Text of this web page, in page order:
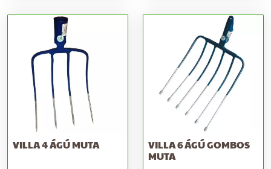
VILLA 4 ÁGÚ MUTA
VILLA 6 ÁGÚ GOMBOS
MUTA